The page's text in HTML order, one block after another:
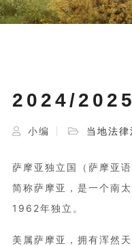
2024/2025
小编 当地法律
萨摩亚独立国（萨摩
简称萨摩亚，是一个南
1962年独立。
美属萨摩亚，拥有浑然